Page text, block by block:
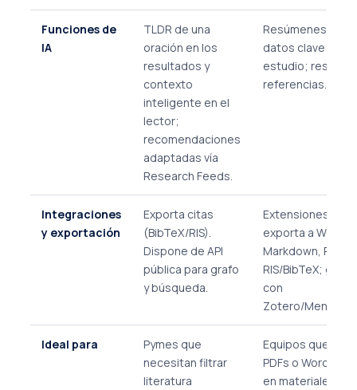
Funciones de
IA
TLDR de una
oración en los
resultados y
contexto
inteligente en el
lector;
recomendaciones
adaptadas vía
Research Feeds.
Resúmenes,
datos clave y
estudio; resalta
referencias.
Integraciones
y exportación
Exporta citas
(BibTeX/RIS).
Dispone de API
pública para grafo
y búsqueda.
Extensiones de
exporta a Word,
Markdown,
RIS/BibTeX; guía
con
Zotero/
Ideal para
Pymes que
necesitan filtrar
literatura
Equipos que
PDFs o Word y
en materiales de